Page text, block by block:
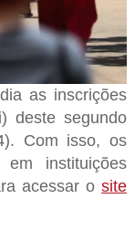
as inscrições
deste segundo
Com isso, os
instituições
acessar o site